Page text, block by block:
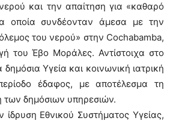
νερού και την απαίτηση για «καθαρό
οποία συνδέονταν άμεσα με την
του νερού» στην Cochabamba,
του Έβο Μοράλες. Αντίστοιχα στο
Υγεία και κοινωνική ιατρική
έδαφος, με αποτέλεσμα τη
των δημόσιων υπηρεσιών.
ίδρυση Εθνικού Συστήματος Υγείας,